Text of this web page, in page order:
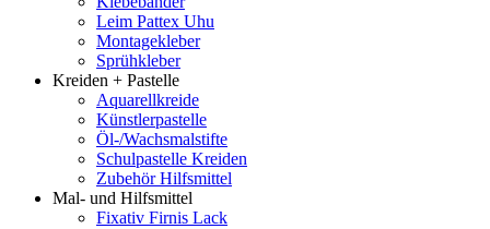
Leim Pattex Uhu
Montagekleber
Sprühkleber
Kreiden + Pastelle
Aquarellkreide
Künstlerpastelle
Öl-/Wachsmalstifte
Schulpastelle Kreiden
Zubehör Hilfsmittel
Mal- und Hilfsmittel
Fixativ Firnis Lack